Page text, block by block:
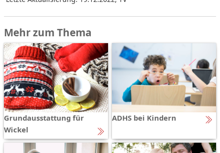
Mehr zum Thema
Grundausstattung für
Wickel
ADHS bei Kindern